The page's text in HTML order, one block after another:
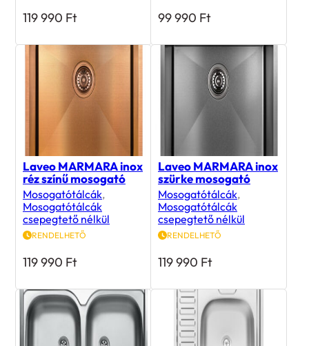
119 990 Ft 99 990 Ft
Laveo MARMARA inox
réz színű mosogató
Mosogatótálcák,
Mosogatótálcák
csepegtető nélkül
RENDELHETŐ
119 990 Ft
Laveo MARMARA inox
szürke mosogató
Mosogatótálcák,
Mosogatótálcák
csepegtető nélkül
RENDELHETŐ
119 990 Ft